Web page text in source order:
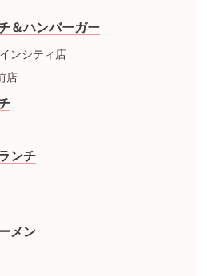
＆ハンバーガー
ンシティ店
店
ンチ
メン